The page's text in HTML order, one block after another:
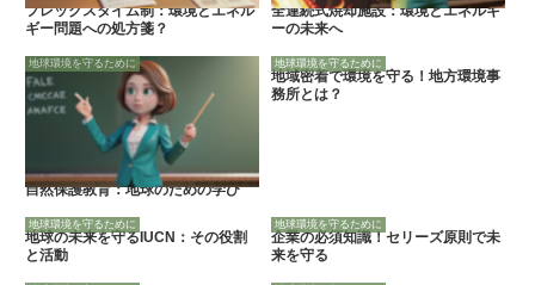
フレックスタイム制：環境とエネル
ギー問題への処方箋？
全連続式焼却施設：環境とエネルギ
ーの未来へ
地球環境を守るために
自然保護教育：地球のための学び
地球環境を守るために
地域密着で環境を守る！地方環境事
務所とは？
地球環境を守るために
地球の未来を守るIUCN：その役割
と活動
地球環境を守るために
企業の必須知識！セリーズ原則で未
来を守る